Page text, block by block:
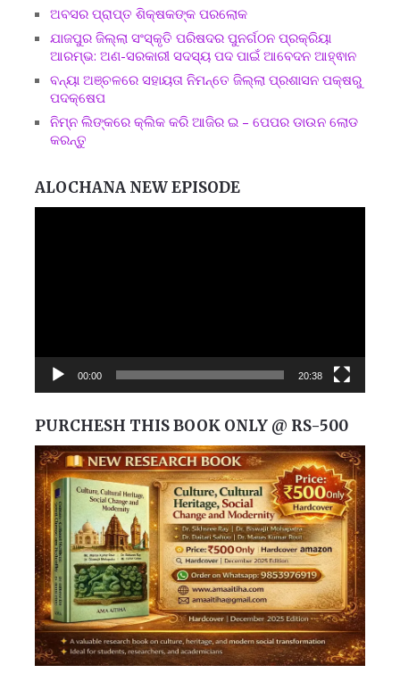
ଅବସର ପ୍ରାପ୍ତ ଶିକ୍ଷକଙ୍କ ପରଲୋକ
ଯାଜପୁର ଜିଲ୍ଲା ସଂସ୍କୃତି ପରିଷଦର ପୁନର୍ଗଠନ ପ୍ରକ୍ରିୟା
ଆରମ୍ଭ: ଅଣ-ସରକାରୀ ସଦସ୍ୟ ପଦ ପାଇଁ ଆବେଦନ ଆହ୍ଵାନ
ବନ୍ୟା ଅଞ୍ଚଳରେ ସହାୟତା ନିମନ୍ତେ ଜିଲ୍ଲା ପ୍ରଶାସନ ପକ୍ଷରୁ
ପଦକ୍ଷେପ
ନିମ୍ନ ଲିଙ୍କରେ କ୍ଲିକ କରି ଆଜିର ଇ – ପେପର ଡାଉନ ଲୋଡ
କରନ୍ତୁ
ALOCHANA NEW EPISODE
00:00 20:38
PURCHESH THIS BOOK ONLY @ RS-500